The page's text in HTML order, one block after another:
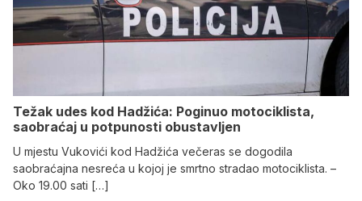
Težak udes kod Hadžića: Poginuo motociklista,
saobraćaj u potpunosti obustavljen
U mjestu Vukovići kod Hadžića večeras se dogodila
saobraćajna nesreća u kojoj je smrtno stradao motociklista. –
Oko 19.00 sati […]